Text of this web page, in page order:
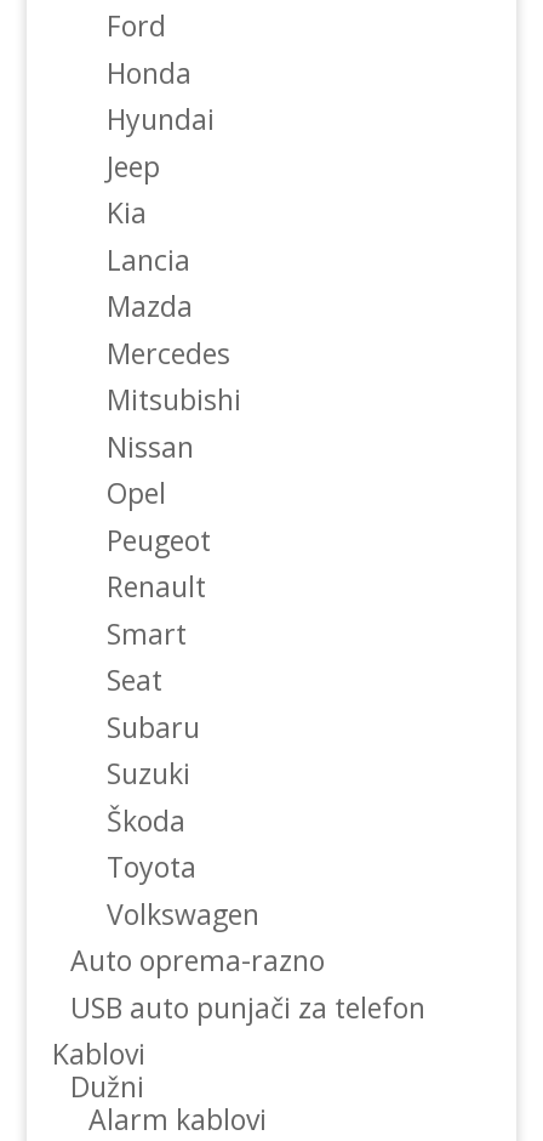
Ford
Honda
Hyundai
Jeep
Kia
Lancia
Mazda
Mercedes
Mitsubishi
Nissan
Opel
Peugeot
Renault
Smart
Seat
Subaru
Suzuki
Škoda
Toyota
Volkswagen
Auto oprema-razno
USB auto punjači za telefon
Kablovi
Dužni
Alarm kablovi